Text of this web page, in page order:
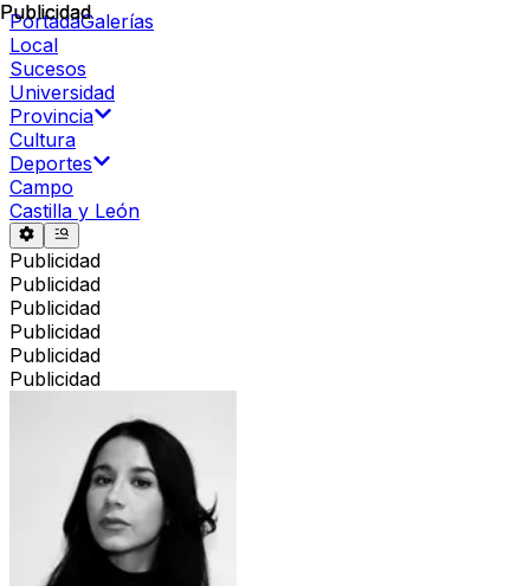
PortadaGalerías
Local
Sucesos
Universidad
Provincia
Cultura
Deportes
Campo
Castilla y León
Publicidad
Publicidad
Publicidad
Publicidad
Publicidad
Publicidad
Publicidad
Publicidad